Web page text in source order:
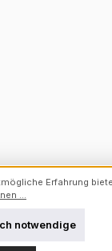
Erfahrung
...
notwendige